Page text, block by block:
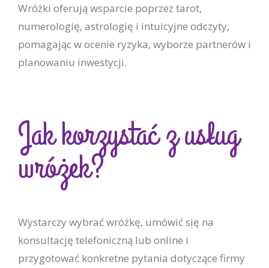
Wróżki oferują wsparcie poprzez tarot,
numerologię, astrologię i intuicyjne odczyty,
pomagając w ocenie ryzyka, wyborze partnerów i
planowaniu inwestycji.
Jak korzystać z usług
wróżek?
Wystarczy wybrać wróżkę, umówić się na
konsultację telefoniczną lub online i
przygotować konkretne pytania dotyczące firmy